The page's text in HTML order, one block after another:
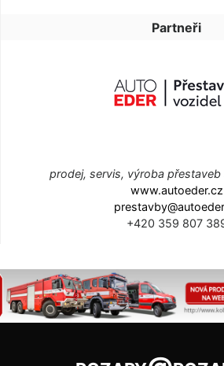
Partneři
prodej, servis, výroba přestaveb
www.autoeder.cz
+420 359 807